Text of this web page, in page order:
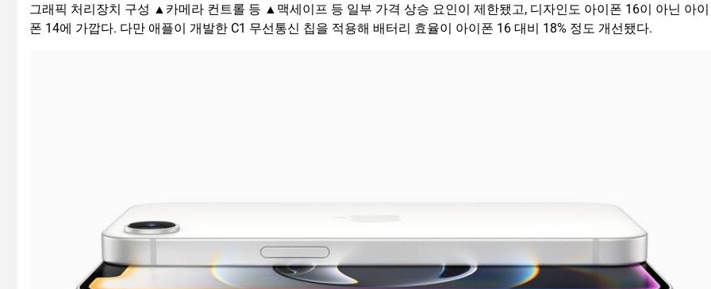
그래픽 처리장치 구성 ▲카메라 컨트롤 등 ▲맥세이프 등 일부 가격 상승 요인이 제한됐고, 디자인도 아이폰 16이 아닌 아이
폰 14에 가깝다. 다만 애플이 개발한 C1 무선통신 칩을 적용해 배터리 효율이 아이폰 16 대비 18% 정도 개선됐다.